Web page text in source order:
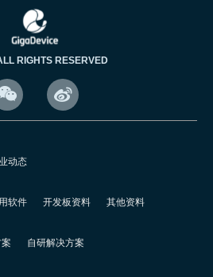
建RTC工程.mp4
代码配置.mp4
取RTC时间.mp4
码转10进制说明.mp4
RIGHTS RESERVED

动态
软件 开发板资料 其他资料
自研解决方案